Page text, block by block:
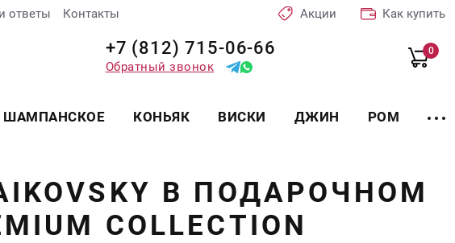
ответы Контакты Акции Как купить
+7 (812) 715-06-66
Обратный звонок
0
ШАМПАНСКОЕ КОНЬЯК ВИСКИ ДЖИН РОМ
В ПОДАРОЧНОМ
COLLECTION